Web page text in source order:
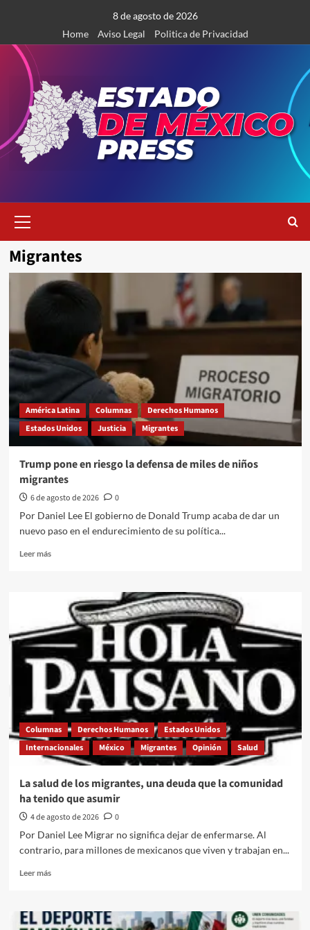
contenido
8 de agosto de 2026
Home
Aviso Legal Politica de Privacidad
primario
Migrantes
América Latina Columnas
Derechos Humanos
Estados Unidos
Justicia Migrantes
Trump pone en riesgo la defensa de miles de niños
migrantes
6 de agosto de 2026
0
Por Daniel Lee El gobierno de Donald Trump acaba de dar un
nuevo paso en el endurecimiento de su política...
Leer másLeer
pone
riesgo
la
defensa
de
miles
de
niños
migrantes
Columnas Derechos Humanos
Estados Unidos
Internacionales
México Migrantes Opinión Salud
La salud de los migrantes, una deuda que la comunidad
ha tenido que asumir
4 de agosto de 2026
0
Por Daniel Lee Migrar no significa dejar de enfermarse. Al
contrario, para millones de mexicanos que viven y trabajan en...
Leer másLeer
La
salud